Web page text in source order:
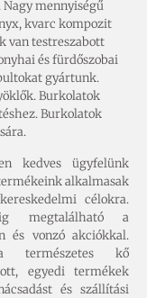
mennyiségű
kvarc kompozit
van testreszabott
és fürdőszobai
gyártunk.
Burkolatok
Burkolatok
kedves ügyfelünk
alkalmasak
célokra.
megtalálható a
és vonzó akciókkal.
természetes kő
egyedi termékek
és szállítási